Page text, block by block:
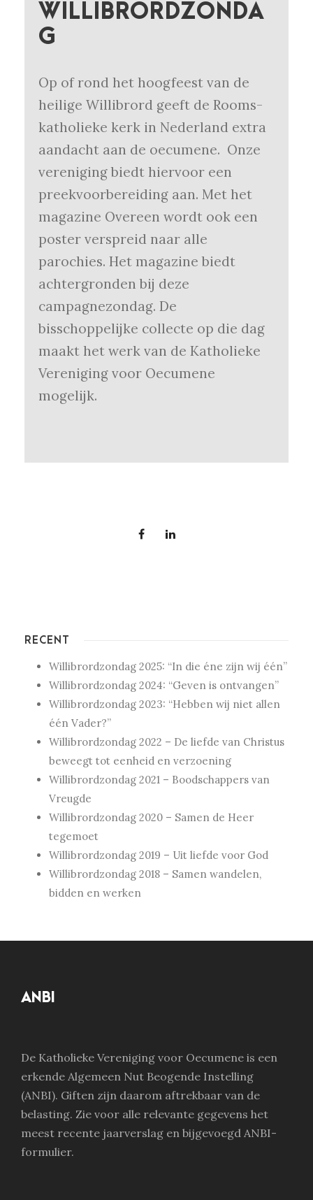
WILLIBRORDZONDA
G
Op of rond het hoogfeest van de
heilige Willibrord geeft de Rooms-
katholieke kerk in Nederland extra
aandacht aan de oecumene. Onze
vereniging biedt hiervoor een
preekvoorbereiding aan. Met het
magazine Overeen wordt ook een
poster verspreid naar alle
parochies. Het magazine biedt
achtergronden bij deze
campagnezondag. De
bisschoppelijke collecte op die dag
maakt het werk van de Katholieke
Vereniging voor Oecumene
mogelijk.
RECENT
Willibrordzondag 2025: “In die éne zijn wij één”
Willibrordzondag 2024: “Geven is ontvangen”
Willibrordzondag 2023: “Hebben wij niet allen
één Vader?”
Willibrordzondag 2022 – De liefde van Christus
beweegt tot eenheid en verzoening
Willibrordzondag 2021 – Boodschappers van
Vreugde
Willibrordzondag 2020 – Samen de Heer
tegemoet
Willibrordzondag 2019 – Uit liefde voor God
Willibrordzondag 2018 – Samen wandelen,
bidden en werken
ANBI
De Katholieke Vereniging voor Oecumene is een
erkende Algemeen Nut Beogende Instelling
(ANBI). Giften zijn daarom aftrekbaar van de
belasting. Zie voor alle relevante gegevens het
meest recente jaarverslag en bijgevoegd ANBI-
formulier.